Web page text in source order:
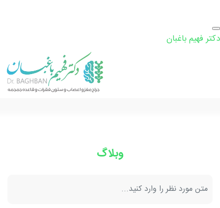
دکتر فهیم باغبان
وبلاگ